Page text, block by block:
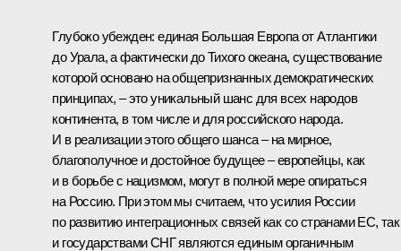
Глубоко убежден: единая Большая Европа от Атлантики
до Урала, а фактически до Тихого океана, существование
которой основано на общепризнанных демократических
принципах, – это уникальный шанс для всех народов
континента, в том числе и для российского народа.
И в реализации этого общего шанса – на мирное,
благополучное и достойное будущее – европейцы, как
и в борьбе с нацизмом, могут в полной мере опираться
на Россию. При этом мы считаем, что усилия России
по развитию интеграционных связей как со странами ЕС, так
и государствами СНГ являются единым органичным